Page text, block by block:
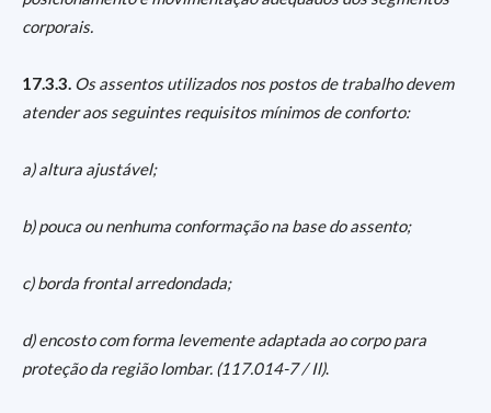
corporais.
17.3.3. Os assentos utilizados nos postos de trabalho devem
atender aos seguintes requisitos mínimos de conforto:
a) altura ajustável;
b) pouca ou nenhuma conformação na base do assento;
c) borda frontal arredondada;
d) encosto com forma levemente adaptada ao corpo para
proteção da região lombar. (117.014-7 / Il).